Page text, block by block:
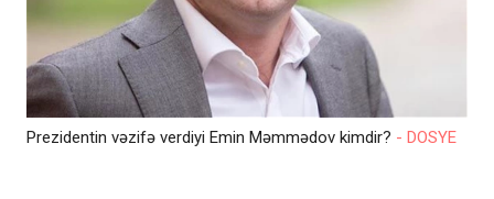
Prezidentin vəzifə verdiyi Emin Məmmədov kimdir? - DOSYE